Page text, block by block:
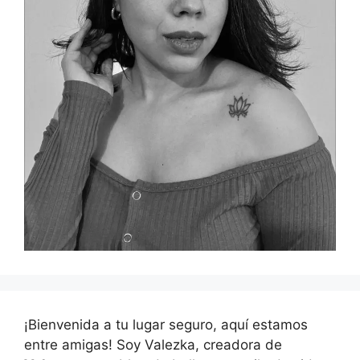
¡Bienvenida a tu lugar seguro, aquí estamos
entre amigas! Soy Valezka, creadora de